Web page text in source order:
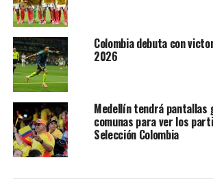
Colombia debuta con
2026
Medellín tendrá pantallas
comunas para ver los
Selección Colombia